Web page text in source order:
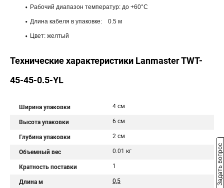
Рабочий диапазон температур: до +60°С
Длина кабеля в упаковке: 0.5 м
Цвет: желтый
Технические характеристики Lanmaster TWT-
45-45-0.5-YL
Ширина упаковки 4 см
Высота упаковки 6 см
Глубина упаковки 2 см
Объемный вес 0.01 кг
Кратность поставки 1
Длина м 0,5 Задать вопрос